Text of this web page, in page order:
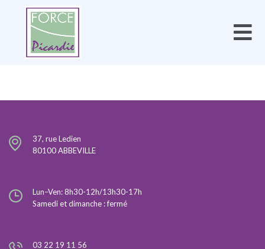
37, rue Ledien
80100 ABBEVILLE
Lun–Ven: 8h30-12h/13h30-17h
Samedi et dimanche : fermé
03 22 19 11 56